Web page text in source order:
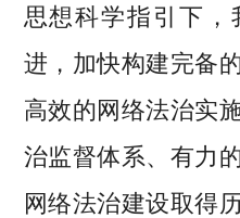
思想科学指引下，
进，加快构建完备
高效的网络法治实
治监督体系、有力
网络法治建设取得